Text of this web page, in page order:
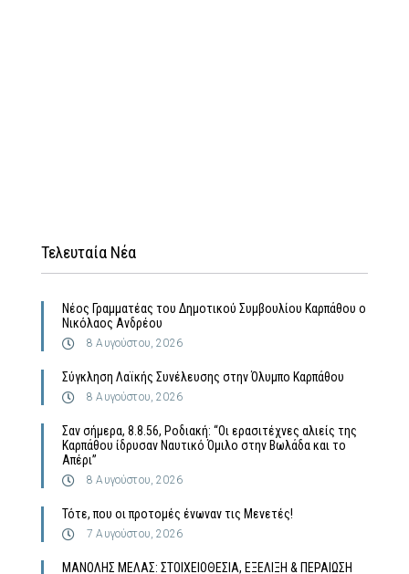
Τελευταία Νέα
Νέος Γραμματέας του Δημοτικού Συμβουλίου Καρπάθου ο
Νικόλαος Ανδρέου
8 Αυγούστου, 2026
Σύγκληση Λαϊκής Συνέλευσης στην Όλυμπο Καρπάθου
8 Αυγούστου, 2026
Σαν σήμερα, 8.8.56, Ροδιακή: “Οι ερασιτέχνες αλιείς της
Καρπάθου ίδρυσαν Ναυτικό Όμιλο στην Βωλάδα και το
Απέρι”
8 Αυγούστου, 2026
Τότε, που οι προτομές ένωναν τις Μενετές!
7 Αυγούστου, 2026
MΑΝΟΛΗΣ ΜΕΛΑΣ: ΣΤΟΙΧΕΙΟΘΕΣΙΑ, ΕΞΕΛΙΞΗ & ΠΕΡΑΙΩΣΗ